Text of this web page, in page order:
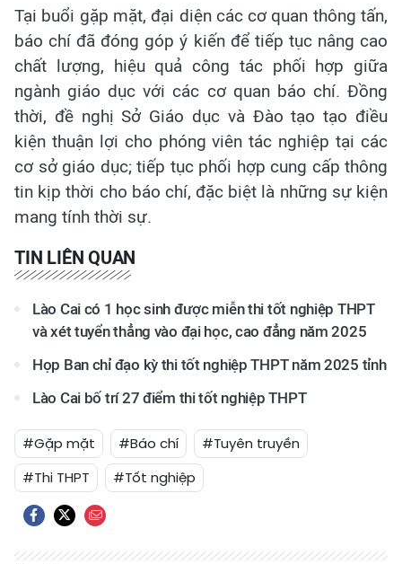
Tại buổi gặp mặt, đại diện các cơ quan thông tấn,
báo chí đã đóng góp ý kiến để tiếp tục nâng cao
chất lượng, hiệu quả công tác phối hợp giữa
ngành giáo dục với các cơ quan báo chí. Đồng
thời, đề nghị Sở Giáo dục và Đào tạo tạo điều
kiện thuận lợi cho phóng viên tác nghiệp tại các
cơ sở giáo dục; tiếp tục phối hợp cung cấp thông
tin kịp thời cho báo chí, đặc biệt là những sự kiện
mang tính thời sự.
TIN LIÊN QUAN
Lào Cai có 1 học sinh được miễn thi tốt nghiệp THPT
và xét tuyển thẳng vào đại học, cao đẳng năm 2025
Họp Ban chỉ đạo kỳ thi tốt nghiệp THPT năm 2025 tỉnh
Lào Cai bố trí 27 điểm thi tốt nghiệp THPT
#Gặp mặt #Báo chí
#Tuyên truyền
#Thi THPT
#Tốt nghiệp